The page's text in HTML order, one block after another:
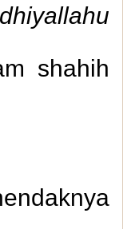
shahih